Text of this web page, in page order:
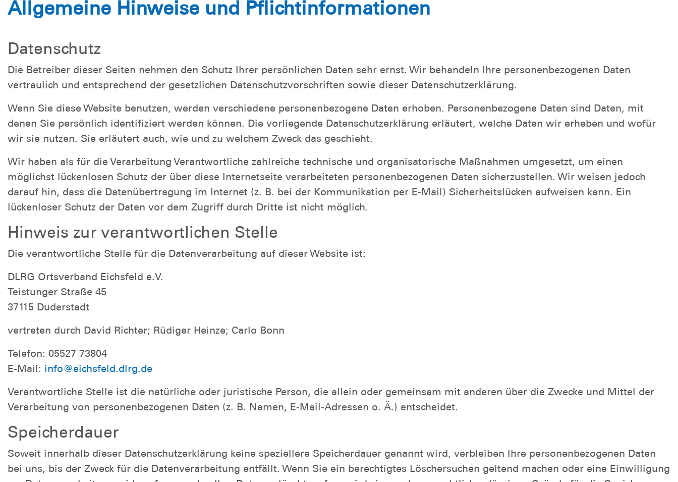
Allgemeine Hinweise und Pflichtinformationen
Datenschutz
Die Betreiber dieser Seiten nehmen den Schutz Ihrer persönlichen Daten sehr ernst. Wir behandeln Ihre personenbezogenen Daten
vertraulich und entsprechend der gesetzlichen Datenschutzvorschriften sowie dieser Datenschutzerklärung.
Wenn Sie diese Website benutzen, werden verschiedene personenbezogene Daten erhoben. Personenbezogene Daten sind Daten, mit
denen Sie persönlich identifiziert werden können. Die vorliegende Datenschutzerklärung erläutert, welche Daten wir erheben und wofür
wir sie nutzen. Sie erläutert auch, wie und zu welchem Zweck das geschieht.
Wir haben als für die Verarbeitung Verantwortliche zahlreiche technische und organisatorische Maßnahmen umgesetzt, um einen
möglichst lückenlosen Schutz der über diese Internetseite verarbeiteten personenbezogenen Daten sicherzustellen. Wir weisen jedoch
darauf hin, dass die Datenübertragung im Internet (z. B. bei der Kommunikation per E-Mail) Sicherheitslücken aufweisen kann. Ein
lückenloser Schutz der Daten vor dem Zugriff durch Dritte ist nicht möglich.
Hinweis zur verantwortlichen Stelle
Die verantwortliche Stelle für die Datenverarbeitung auf dieser Website ist:
DLRG Ortsverband Eichsfeld e.V.
Teistunger Straße 45
37115 Duderstadt
vertreten durch David Richter; Rüdiger Heinze; Carlo Bonn
Telefon: 05527 73804
E-Mail: info@eichsfeld.dlrg.de
Verantwortliche Stelle ist die natürliche oder juristische Person, die allein oder gemeinsam mit anderen über die Zwecke und Mittel der
Verarbeitung von personenbezogenen Daten (z. B. Namen, E-Mail-Adressen o. Ä.) entscheidet.
Speicherdauer
Soweit innerhalb dieser Datenschutzerklärung keine speziellere Speicherdauer genannt wird, verbleiben Ihre personenbezogenen Daten
bei uns, bis der Zweck für die Datenverarbeitung entfällt. Wenn Sie ein berechtigtes Löschersuchen geltend machen oder eine Einwilligung